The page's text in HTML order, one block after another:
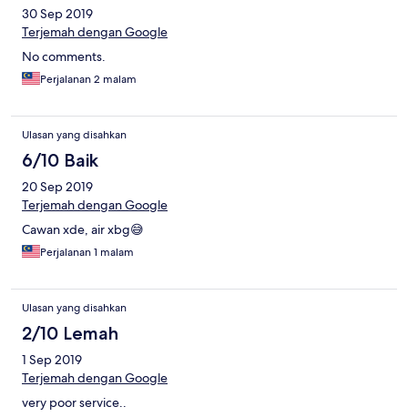
30 Sep 2019
Terjemah dengan Google
No comments.
Perjalanan 2 malam
Ulasan yang disahkan
6/10 Baik
20 Sep 2019
Terjemah dengan Google
Cawan xde, air xbg😅
Perjalanan 1 malam
Ulasan yang disahkan
2/10 Lemah
1 Sep 2019
Terjemah dengan Google
very poor service..